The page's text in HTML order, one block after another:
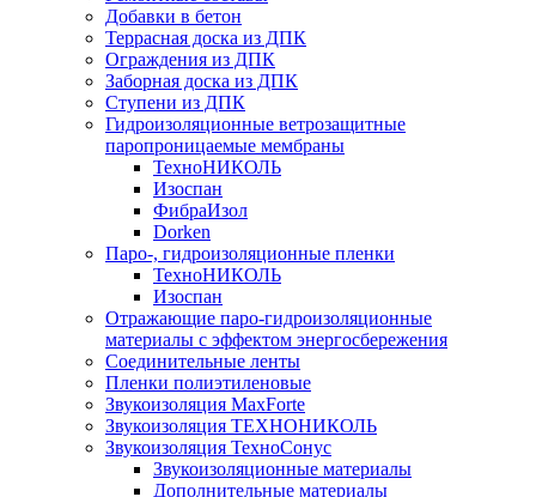
Добавки в бетон
Террасная доска из ДПК
Ограждения из ДПК
Заборная доска из ДПК
Ступени из ДПК
Гидроизоляционные ветрозащитные
паропроницаемые мембраны
ТехноНИКОЛЬ
Изоспан
ФибраИзол
Dorken
Паро-, гидроизоляционные пленки
ТехноНИКОЛЬ
Изоспан
Отражающие паро-гидроизоляционные
материалы с эффектом энергосбережения
Соединительные ленты
Пленки полиэтиленовые
Звукоизоляция MaxForte
Звукоизоляция ТЕХНОНИКОЛЬ
Звукоизоляция ТехноСонус
Звукоизоляционные материалы
Дополнительные материалы